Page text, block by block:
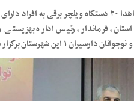
، در ۲۴ دی‌ماه ۱۴۰۳ مراسم اهدا ۲۰ دستگاه ویلچر
فرماندار، رئیس اداره
۱ این شهرستان برگزار شد.